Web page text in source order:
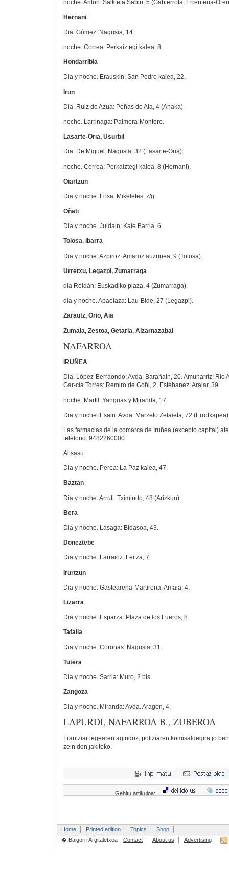
noche. Anton: Salk eta Sabin, 5 (Gabierrota, Errenteria-
Hernani
Dia. Gómez: Nagusia, 14.
noche. Correa: Perkaiztegi kalea, 8.
Hondarribia
Dia y noche. Erauskin: San Pedro kalea, 22.
Irun
Dia. Ruiz de Azua: Peñas de Aia, 4 (Anaka).
noche. Larrinaga: Palmera-Montero.
Lasarte-Oria, Usurbil
Dia. De Miguel: Nagusia, 32 (Lasarte-Oria).
noche. Correa: Perkaiztegi kalea, 8 (Hernani).
Oiartzun
Dia y noche. Losa: Mikeletes, z/g.
Oñati
Dia y noche. Juldain: Kale Barria, 6.
Tolosa, Ibarra
Dia y noche. Azpiroz: Amaroz auzunea, 9 (Tolosa).
Urretxu, Legazpi, Zumarraga
dia Roldán: Euskadiko plaza, 4 (Zumarraga).
dia y noche. Apaolaza: Lau-Bide, 27 (Legazpi).
Zarautz, Orio, Aia
Zumaia, Zestoa, Getaria, Aizarnazabal
NAFARROA
IRUÑEA
Dia. López-Berraondo: Avda. Barañain, 20. Amunarriz: Río
Gar-cía Torres: Remiro de Goñi, 2. Estébanez: Aralar, 39.
noche. Marfil: Yanguas y Miranda, 17.
Dia y noche. Esain: Avda. Marzelo Zelaieta, 72
Las farmacias de la comarca de Iruñea (excepto capital)
telefono: 9482260000.
Altsasu
Dia y noche. Perea: La Paz kalea, 47.
Baztan
Dia y noche. Arruti: Tximindo, 48 (Arizkun).
Bera
Dia y noche. Lasaga: Bidasoa, 43.
Doneztebe
Dia y noche. Larraioz: Leitza, 7.
Irurtzun
Dia y noche. Gastearena-Martirena: Amaia, 4.
Lizarra
Dia y noche. Esparza: Plaza de los Fueros, 8.
Tafalla
Dia y noche. Coronas: Nagusia, 31.
Tutera
Dia y noche. Sarria: Muro, 2 bis.
Zangoza
Dia y noche. Miranda: Avda. Aragón, 4.
LAPURDI, NAFARROA B., ZUBEROA
Frantziar legearen aginduz, poliziaren komisaldegira jo
zein den jakiteko.
Gehitu artikuloa:
Home Printed edition Topics
Shop
� Baigorri Argitaletxea
Contact About us Advertising